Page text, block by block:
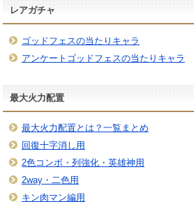
レアガチャ
ゴッドフェスの当たりキャラ
アンケートゴッドフェスの当たりキャラ
最大火力配置
最大火力配置とは？一覧まとめ
回復十字消し用
2色コンボ・列強化・英雄神用
2way・二色用
キン肉マン編用